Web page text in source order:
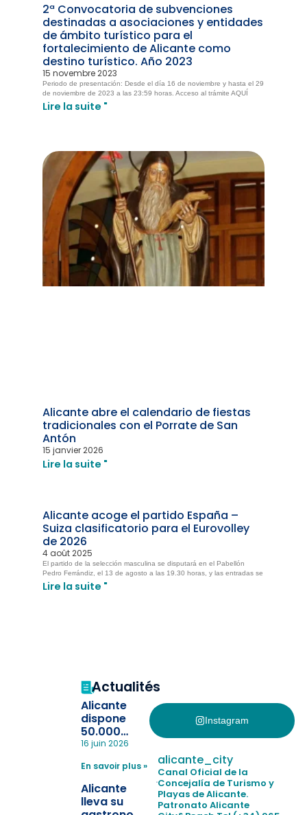
2ª Convocatoria de subvenciones
destinadas a asociaciones y entidades
de ámbito turístico para el
fortalecimiento de Alicante como
destino turístico. Año 2023
15 novembre 2023
Periodo de presentación: Desde el día 16 de noviembre y hasta el 29
de noviembre de 2023 a las 23:59 horas. Acceso al trámite AQUÍ
Lire la suite "
Alicante abre el calendario de fiestas
tradicionales con el Porrate de San
Antón
15 janvier 2026
Lire la suite "
Alicante acoge el partido España –
Suiza clasificatorio para el Eurovolley
de 2026
4 août 2025
El partido de la selección masculina se disputará en el Pabellón
Pedro Ferrándiz, el 13 de agosto a las 19.30 horas, y las entradas se
Lire la suite "
Actualités
Alicante
dispone
50.000
pulseras
la
pérdida de niños
en las
playas y
16 juin 2026
En savoir plus »
Alicante
lleva su
Instagram
alicante_city
Canal Oficial de la
Concejalía de Turismo y
Playas de Alicante.
Patronato Alicante